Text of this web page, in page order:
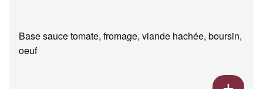
Base sauce tomate, fromage, viande hachée, boursin,
oeuf